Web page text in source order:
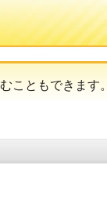
こともできます。